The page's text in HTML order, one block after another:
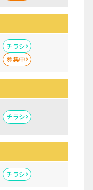
チラシ
募集中
チラシ
チラシ